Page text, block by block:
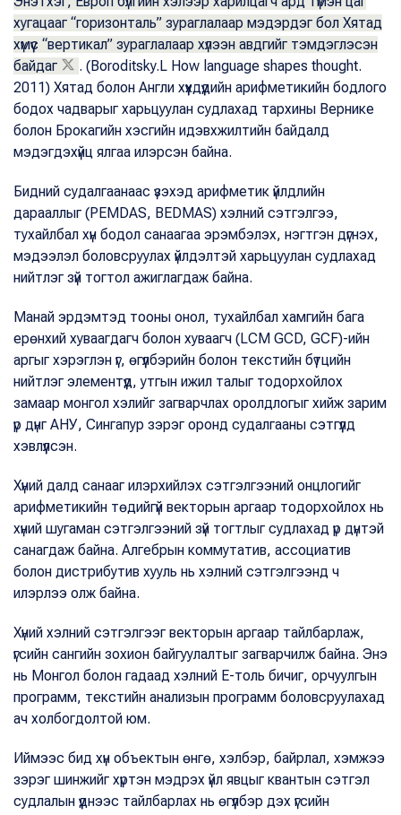
хугацааг “горизонталь” зураглалаар мэдэрдэг бол Хятад
хүмүүс “вертикал” зураглалаар хүлээн авдгийг тэмдэглэсэн
байдаг
. (Boroditsky.L How language shapes thought.
2011) Хятад болон Англи хүүхдүүдийн арифметикийн бодлого
бодох чадварыг харьцуулан судлахад тархины Вернике
болон Брокагийн хэсгийн идэвхжилтийн байдалд
мэдэгдэхүйц ялгаа илэрсэн байна.
Бидний судалгаанаас үзэхэд арифметик үйлдлийн
дарааллыг (PEMDAS, BEDMAS) хэлний сэтгэлгээ,
тухайлбал хүн бодол санаагаа эрэмбэлэх, нэгтгэн дүгнэх,
мэдээлэл боловсруулах үйлдэлтэй харьцуулан судлахад
нийтлэг зүй тогтол ажиглагдаж байна.
Манай эрдэмтэд тооны онол, тухайлбал хамгийн бага
ерөнхий хуваагдагч болон хуваагч (LCM GCD, GCF)-ийн
аргыг хэрэглэн үг, өгүүлбэрийн болон текстийн бүтцийн
нийтлэг элементүүд, утгын ижил талыг тодорхойлох
замаар монгол хэлийг загварчлах оролдлогыг хийж зарим
үр дүнг АНУ, Сингапур зэрэг оронд судалгааны сэтгүүлд
хэвлүүлсэн.
Хүний далд санааг илэрхийлэх сэтгэлгээний онцлогийг
арифметикийн төдийгүй векторын аргаар тодорхойлох нь
хүний шугаман сэтгэлгээний зүй тогтлыг судлахад үр дүнтэй
санагдаж байна. Алгебрын коммутатив, ассоциатив
болон дистрибутив хууль нь хэлний сэтгэлгээнд ч
илэрлээ олж байна.
Хүний хэлний сэтгэлгээг векторын аргаар тайлбарлаж,
үгсийн сангийн зохион байгуулалтыг загварчилж байна. Энэ
нь Монгол болон гадаад хэлний Е-толь бичиг, орчуулгын
программ, текстийн анализын программ боловсруулахад
ач холбогдолтой юм.
Иймээс бид хүн объектын өнгө, хэлбэр, байрлал, хэмжээ
зэрэг шинжийг хүртэн мэдрэх үйл явцыг квантын сэтгэл
судлалын үүднээс тайлбарлах нь өгүүлбэр дэх үгсийн